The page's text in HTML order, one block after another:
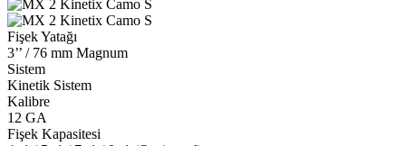
Fişek Yatağı
3’’ / 76 mm Magnum
Sistem
Kinetik Sistem
Kalibre
12 GA
Fişek Kapasitesi